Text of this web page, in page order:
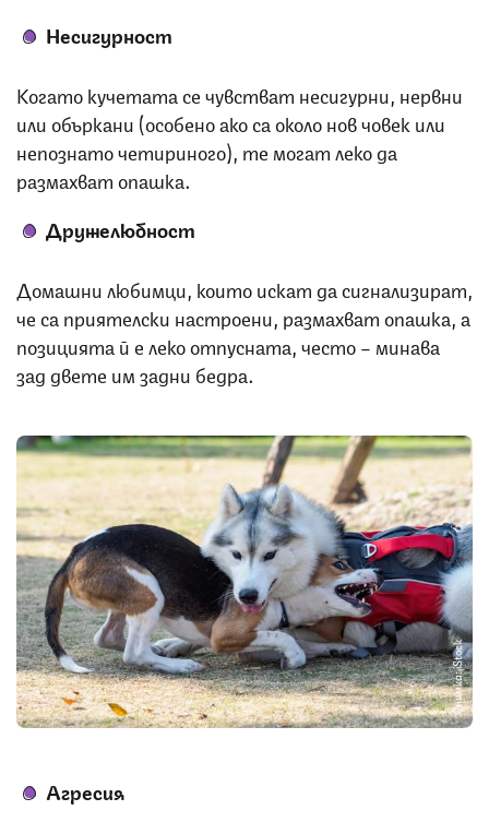
Несигурност
Когато кучетата се чувстват несигурни, нервни
или объркани (особено ако са около нов човек или
непознато четириного), те могат леко да
размахват опашка.
Дружелюбност
Домашни любимци, които искат да сигнализират,
че са приятелски настроени, размахват опашка, а
позицията й е леко отпусната, често – минава
зад двете им задни бедра.
Снимка: iStock
Агресия